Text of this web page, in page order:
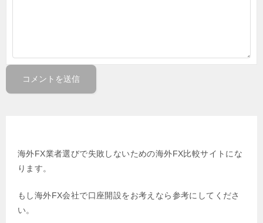
海外FX業者選びで失敗しないための海外FX比較サイトにな
ります。
もし海外FX会社で口座開設をお考えなら参考にしてくださ
い。